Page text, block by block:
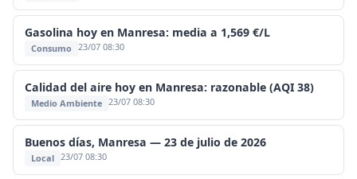
Gasolina hoy en Manresa: media a 1,569 €/L
Consumo 23/07 08:30
Calidad del aire hoy en Manresa: razonable (AQI 38)
Medio Ambiente 23/07 08:30
Buenos días, Manresa — 23 de julio de 2026
Local 23/07 08:30